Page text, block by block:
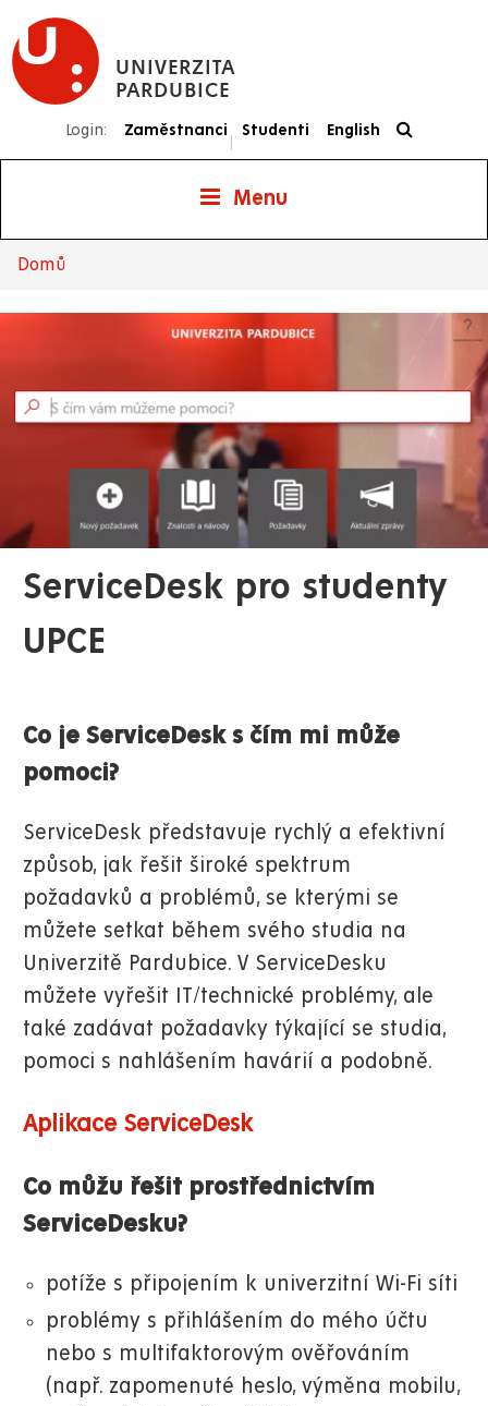
Přejít
hlavnímu
UNIVERZITA
PARDUBICE
Login: Zaměstnanci
|
Studenti English
Menu
Domů
ServiceDesk pro studenty
UPCE
Co je ServiceDesk s čím mi může
pomoci?
ServiceDesk představuje rychlý a efektivní
způsob, jak řešit široké spektrum
požadavků a problémů, se kterými se
můžete setkat během svého studia na
Univerzitě Pardubice. V ServiceDesku
můžete vyřešit IT/technické problémy, ale
také zadávat požadavky týkající se studia,
pomoci s nahlášením havárií a podobně.
Aplikace ServiceDesk
Co můžu řešit prostřednictvím
ServiceDesku?
potíže s připojením k univerzitní Wi-Fi síti
problémy s přihlášením do mého účtu
nebo s multifaktorovým ověřováním
(např. zapomenuté heslo, výměna mobilu,